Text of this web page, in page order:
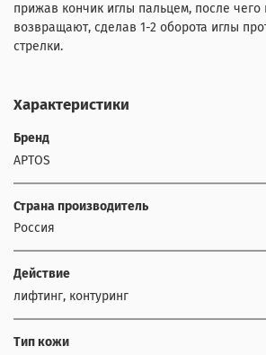
прижав кончик иглы пальцем, после чего
возвращают, сделав 1-2 оборота иглы
стрелки.
Характеристики
Бренд
APTOS
Страна производитель
Россия
Действие
лифтинг, контуринг
Тип кожи